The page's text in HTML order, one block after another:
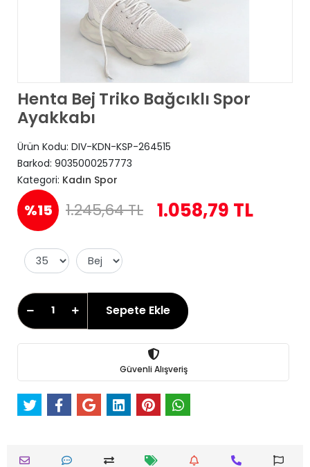
Henta Bej Triko Bağcıklı Spor
Ayakkabı
Ürün Kodu: DIV-KDN-KSP-264515
Barkod: 9035000257773
Kategori: Kadın Spor
%15 1.245,64 TL 1.058,79 TL
Sepete Ekle
Güvenli Alışveriş